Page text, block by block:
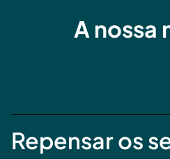
A nossa
Repensar os